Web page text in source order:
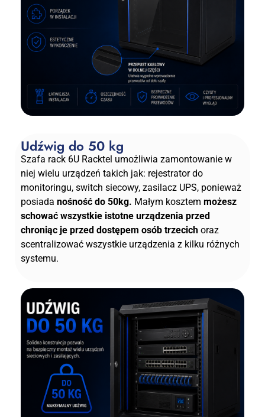
Udźwig do 50 kg
Szafa rack 6U Racktel umożliwia zamontowanie w
niej wielu urządzeń takich jak: rejestrator do
monitoringu, switch siecowy, zasilacz UPS, ponieważ
posiada nośność do 50kg. Małym kosztem możesz
schować wszystkie istotne urządzenia przed
chroniąc je przed dostępem osób trzecich oraz
scentralizować wszystkie urządzenia z kilku różnych
systemu.